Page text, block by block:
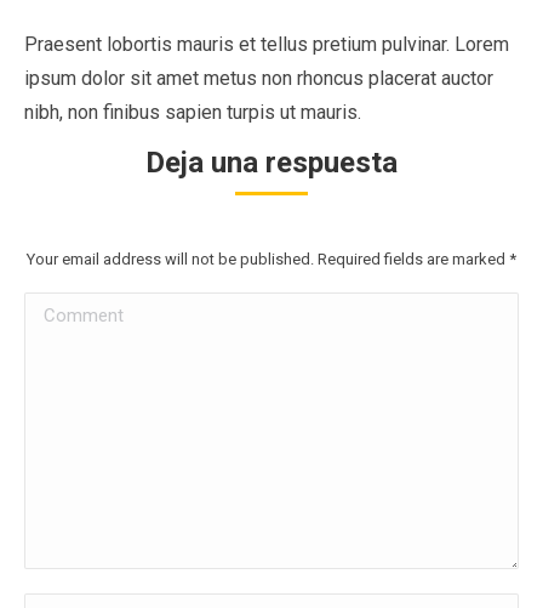
Praesent lobortis mauris et tellus pretium pulvinar. Lorem
ipsum dolor sit amet metus non rhoncus placerat auctor
nibh, non finibus sapien turpis ut mauris.
Deja una respuesta
Your email address will not be published. Required fields are marked *
Comment